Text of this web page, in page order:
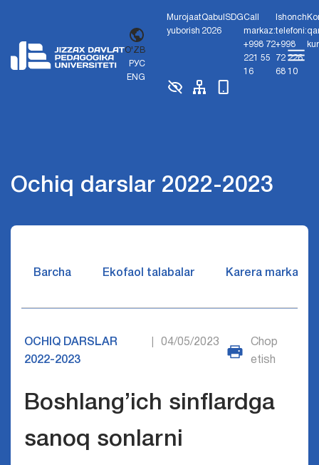
O'ZB
РУС
ENG
Murojaat
yuborish
Qabul
2026
SDGCall
markaz:
+998 72
221 55
16
Ishonch
telefoni:
+998
72 226
68 10
Ochiq darslar 2022-2023
Barcha Ekofaol talabalar Karera markazi
OCHIQ DARSLAR
2022-2023
04/05/2023
Chop
etish
Boshlang’ich sinflardga
sanoq sonlarni